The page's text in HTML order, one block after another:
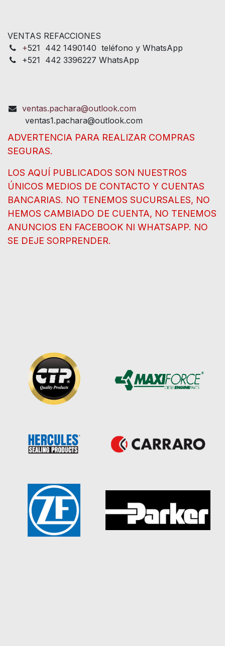
VENTAS REFACCIONES
+521 442 1490140 teléfono y WhatsApp
+521 442 3396227 WhatsApp
ventas.pachara@outlook.com
ventas1.pachara@outlook.com
ADVERTENCIA PARA REALIZAR COMPRAS
SEGURAS.
LOS AQUÍ PUBLICADOS SON NUESTROS
ÚNICOS MEDIOS DE CONTACTO Y CUENTAS
BANCARIAS. NO TENEMOS SUCURSALES, NO
HEMOS CAMBIADO DE CUENTA, NO TENEMOS
ANUNCIOS EN FACEBOOK NI WHATSAPP. NO
SE DEJE SORPRENDER.